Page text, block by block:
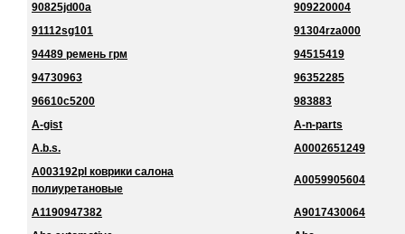
90825jd00a
909220004
91112sg101
91304rza000
94489 ремень грм
94515419
94730963
96352285
96610c5200
983883
A-gist
A-n-parts
A.b.s.
A0002651249
A003192pl коврики салона
полиуретановые
A0059905604
A1190947382
A9017430064